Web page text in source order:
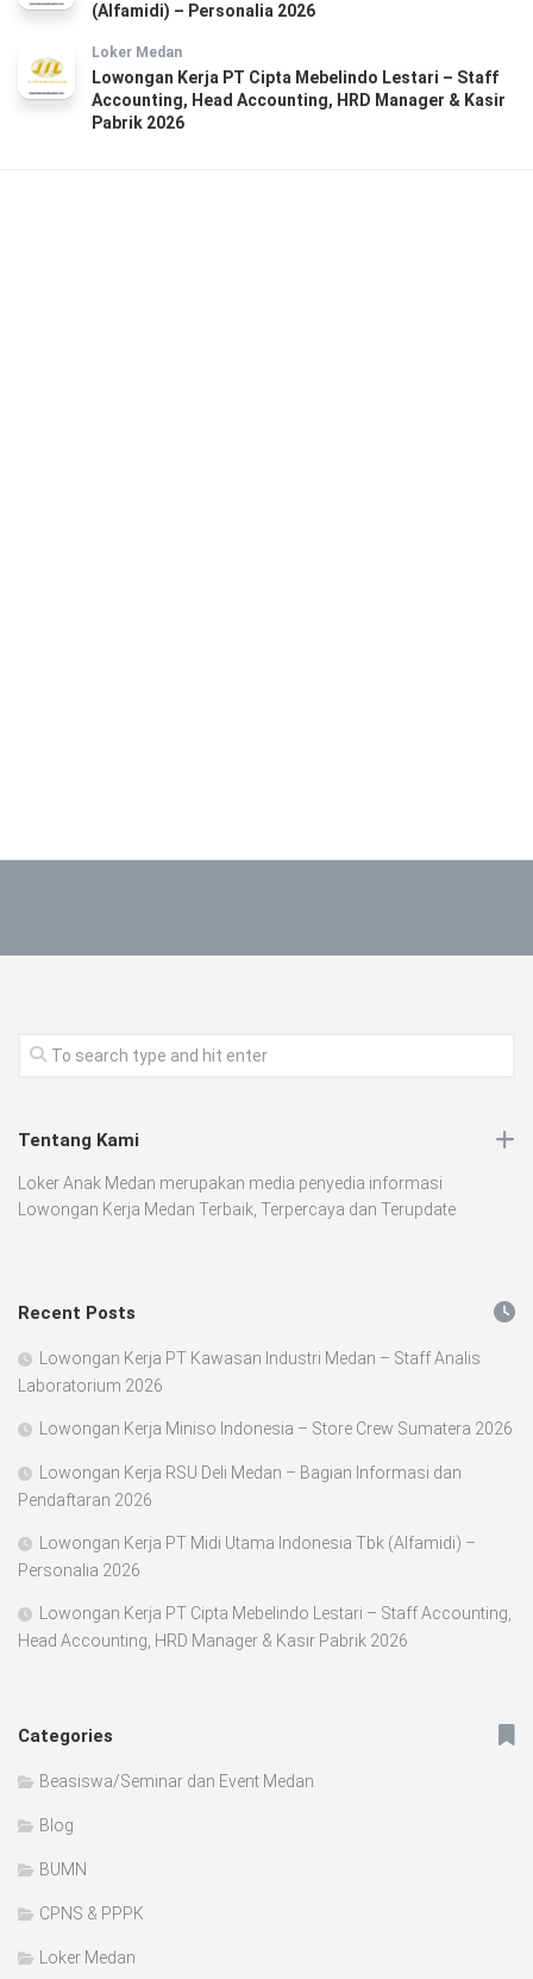
(Alfamidi) – Personalia 2026
Loker Medan
Lowongan Kerja PT Cipta Mebelindo Lestari – Staff
Accounting, Head Accounting, HRD Manager & Kasir
Pabrik 2026
Tentang Kami
Loker Anak Medan merupakan media penyedia informasi
Lowongan Kerja Medan Terbaik, Terpercaya dan Terupdate
Recent Posts
Lowongan Kerja PT Kawasan Industri Medan – Staff Analis
Laboratorium 2026
Lowongan Kerja Miniso Indonesia – Store Crew Sumatera 2026
Lowongan Kerja RSU Deli Medan – Bagian Informasi dan
Pendaftaran 2026
Lowongan Kerja PT Midi Utama Indonesia Tbk (Alfamidi) –
Personalia 2026
Lowongan Kerja PT Cipta Mebelindo Lestari – Staff Accounting,
Head Accounting, HRD Manager & Kasir Pabrik 2026
Categories
Beasiswa/Seminar dan Event Medan
Blog
BUMN
CPNS & PPPK
Loker Medan